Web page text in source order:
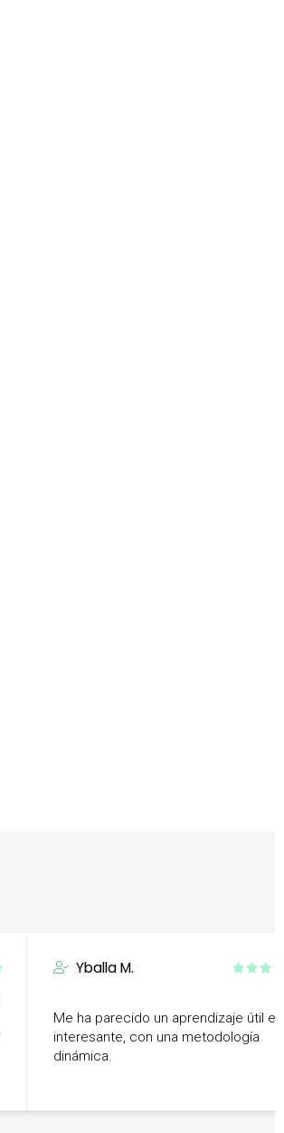
Yballa M.
Me ha parecido un aprendizaje útil e
interesante, con una metodología
dinámica.